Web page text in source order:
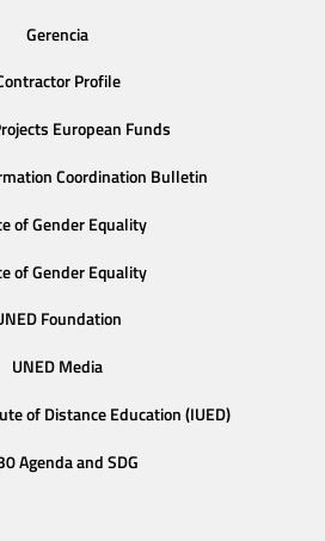
Gerencia
Profile
European Funds
Coordination Bulletin
of Gender Equality
of Gender Equality
Foundation
UNED Media
of Distance Education (IUED)
Agenda and SDG